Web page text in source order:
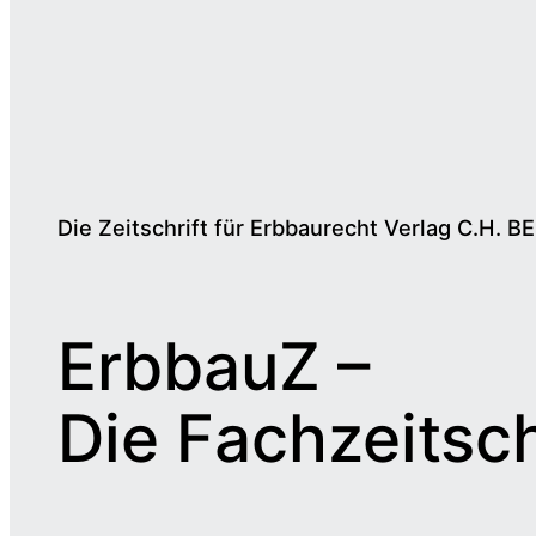
Die Zeitschrift für Erbbaurecht Verlag C.H.
ErbbauZ –
Die